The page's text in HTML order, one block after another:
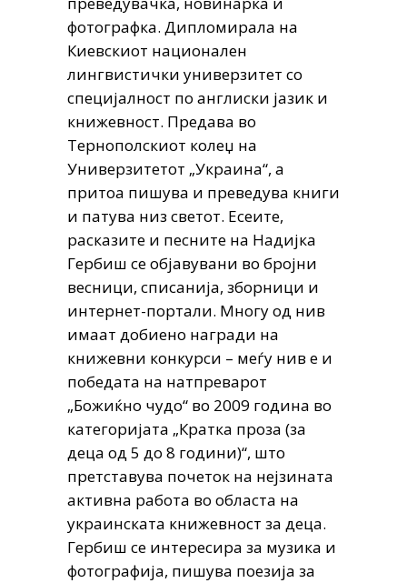
фотографка. Дипломирала на
Киевскиот национален
лингвистички универзитет со
специјалност по англиски јазик и
книжевност. Предава во
Тернополскиот колеџ на
Универзитетот „Украина“, а
притоа пишува и преведува книги
и патува низ светот. Есеите,
расказите и песните на Надијка
Гербиш се објавувани во бројни
весници, списанија, зборници и
интернет-портали. Многу од нив
имаат добиено награди на
книжевни конкурси – меѓу нив е и
победата на натпреварот
„Божиќно чудо“ во 2009 година во
категоријата „Кратка проза (за
деца од 5 до 8 години)“, што
претставува почеток на нејзината
активна работа во областа на
украинската книжевност за деца.
Гербиш се интересира за музика и
фотографија, пишува поезија за